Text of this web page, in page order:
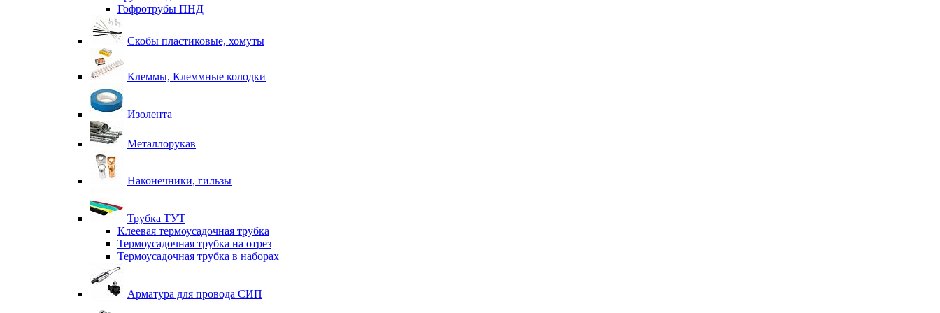
Гофротрубы ПНД
Скобы пластиковые, хомуты
Клеммы, Клеммные колодки
Изолента
Металлорукав
Наконечники, гильзы
Трубка ТУТ
Клеевая термоусадочная трубка
Термоусадочная трубка на отрез
Термоусадочная трубка в наборах
Арматура для провода СИП